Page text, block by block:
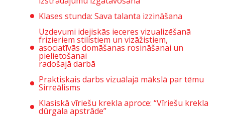
Klases stunda: Sava talanta izzināšana
Uzdevumi idejiskās ieceres vizualizēšanā
frizieriem stilistiem un vizāžistiem,
asociatīvās domāšanas rosināšanai un
pielietošanai
radošajā darbā
Praktiskais darbs vizuālajā mākslā par tēmu
Sirreālisms
Klasiskā vīriešu krekla aproce: “Vīriešu krekla
dūrgala apstrāde”